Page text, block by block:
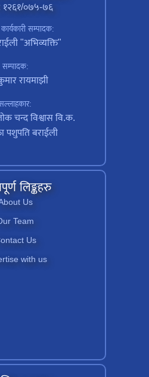
१२६१/०७५-७६
सम्पादक:
"अभिव्यक्ति"
सम्पादक:
रायमाझी
चन्द विश्वास वि.क.
पशुपति बराईली
लिङ्कहरु
Us
Team
Us
with us